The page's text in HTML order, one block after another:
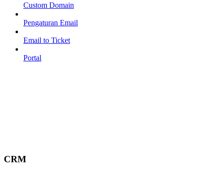
Custom Domain
Pengaturan Email
Email to Ticket
Portal
CRM